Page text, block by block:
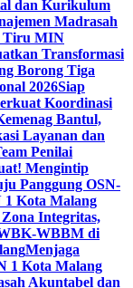
dan Kurikulum
Madrasah
Tiru MIN
Transformasi
Borong Tiga
2026Siap
Koordinasi
Bantul,
Layanan dan
Penilai
Mengintip
Panggung OSN-
1 Kota Malang
Integritas,
WBBM di
Menjaga
1 Kota Malang
Akuntabel dan